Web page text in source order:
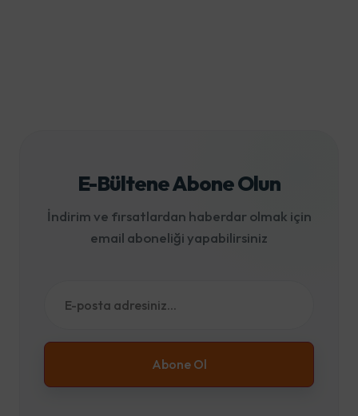
E-Bültene Abone Olun
İndirim ve fırsatlardan haberdar olmak için
email aboneliği yapabilirsiniz
Abone Ol